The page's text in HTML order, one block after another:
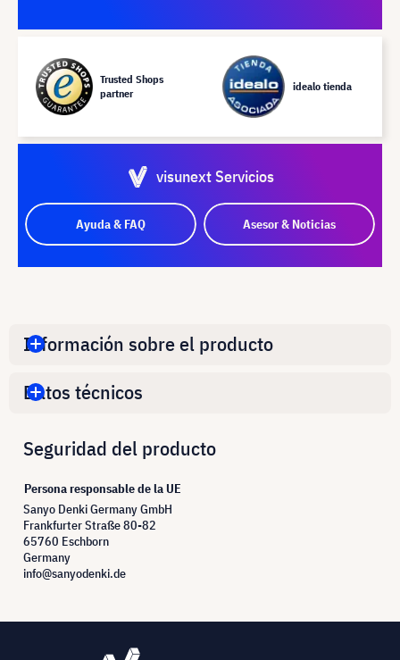
Trusted Shops
partner
idealo tienda
visunext Servicios
Ayuda & FAQ Asesor & Noticias
Información sobre el producto
Datos técnicos
Seguridad del producto
Persona responsable de la UE
Sanyo Denki Germany GmbH
Frankfurter Straße 80-82
65760 Eschborn
Germany
info@sanyodenki.de